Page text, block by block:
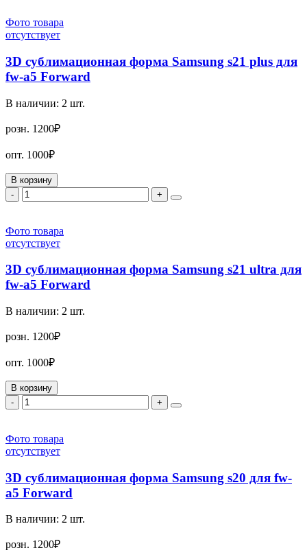
Фото товара
отсутствует
3D сублимационная форма Samsung s21 plus для
fw-a5 Forward
В наличии: 2 шт.
розн. 1200₽
опт. 1000₽
В корзину
-
+
Фото товара
отсутствует
3D сублимационная форма Samsung s21 ultra для
fw-a5 Forward
В наличии: 2 шт.
розн. 1200₽
опт. 1000₽
В корзину
-
+
Фото товара
отсутствует
3D сублимационная форма Samsung s20 для fw-
a5 Forward
В наличии: 2 шт.
розн. 1200₽